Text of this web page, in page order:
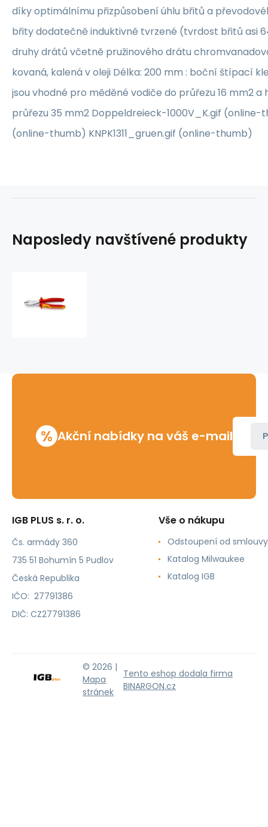
díky optimálnímu přizpůsobení úhlu břitů a
břity dodatečně induktivně tvrzené (tvrdost břitů asi
druhy drátů včetně pružinového drátu
kovaná, kalená v oleji Délka: 200 mm : boční štípací
jsou vhodné pro měděné vodiče do průřezu 16 mm2 a
průřezu 35 mm2 Doppeldreieck-1000V_K.gif (online-
(online-thumb) KNPK1311_gruen.gif (online-thumb)
Naposledy navštívené produkty
Knipex
% Akční nabídky na váš e-mail
IGB PLUS s. r. o.
Čs. armády 360
735 51 Bohumín 5 Pudlov
Česká Republika
IČO: 27791386
DIČ: CZ27791386
Vše o nákupu
Odstoupení od smlouvy
Katalog Milwaukee
Katalog IGB
© 2026 |
Mapa
stránek
Tento eshop dodala firma
BINARGON.cz